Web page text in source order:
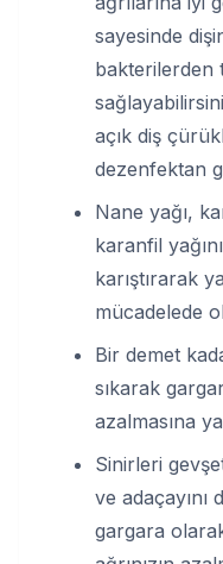
sayesinde
bakterilerden
açık diş
dezenfektan
Nane yağı,
karanfil
karıştırarak
mücadelede
Bir demet
sıkarak
azalmasına
Sinirleri
ve
gargara